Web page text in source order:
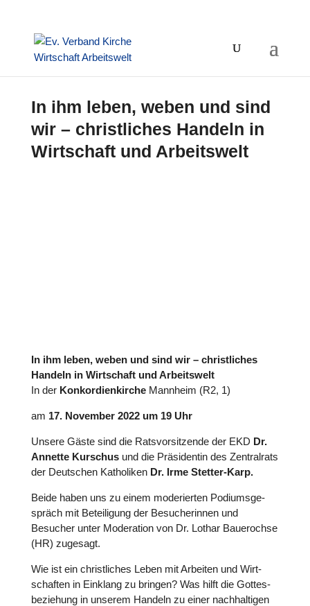
In ihm leben, weben und sind
wir – christliches Handeln in
Wirtschaft und Arbeitswelt
In ihm leben, weben und sind wir – christ­li­ches
Handeln in Wirt­schaft und Arbeits­welt
In der Kon­kor­dien­kir­cheMannheim (R2, 1)
am 17. November 2022 um 19 Uhr
Unsere Gäste sind die Rats­vor­sit­zende der EKD Dr.
Annette Kurschus und die Prä­si­den­tin des Zen­tral­rats
der Deut­schen Katho­li­ken Dr. Irme Stetter-Karp.
Beide haben uns zu einem mode­rier­ten Podi­ums­ge­
spräch mit Betei­li­gung der Besu­che­rin­nen und
Besucher unter Mode­ra­tion von Dr. Lothar Bau­er­ochse
(HR) zugesagt.
Wie ist ein christ­li­ches Leben mit Arbeiten und Wirt­
schaf­ten in Einklang zu bringen? Was hilft die Got­tes­
be­zie­hung in unserem Handeln zu einer nach­hal­ti­gen